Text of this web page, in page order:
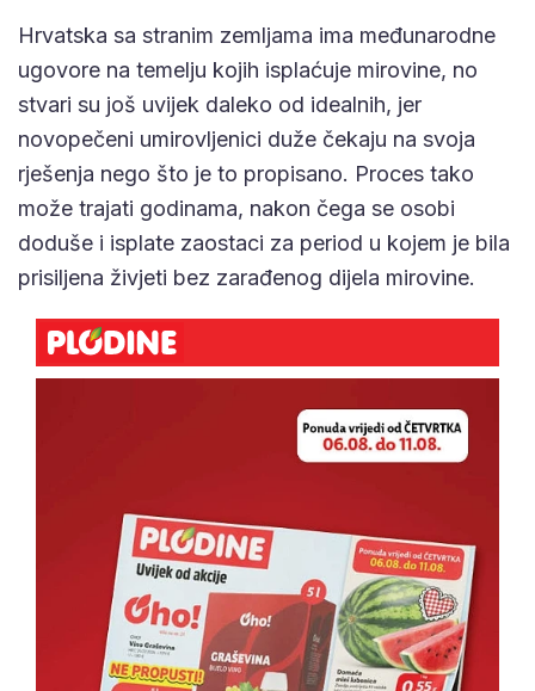
Hrvatska sa stranim zemljama ima međunarodne
ugovore na temelju kojih isplaćuje mirovine, no
stvari su još uvijek daleko od idealnih, jer
novopečeni umirovljenici duže čekaju na svoja
rješenja nego što je to propisano. Proces tako
može trajati godinama, nakon čega se osobi
doduše i isplate zaostaci za period u kojem je bila
prisiljena živjeti bez zarađenog dijela mirovine.